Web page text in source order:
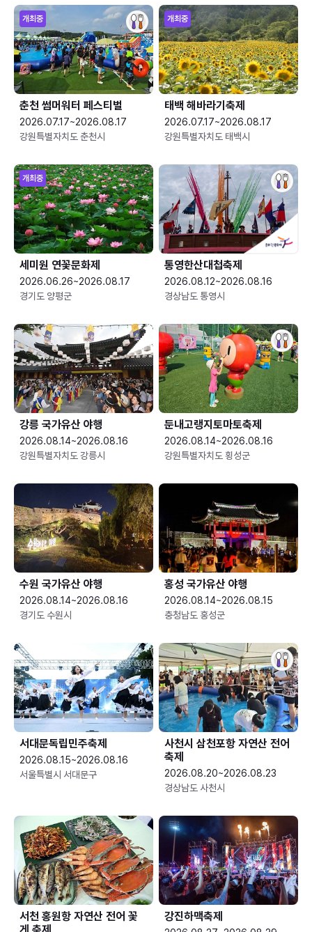
개최중
춘천 썸머워터 페스티벌
2026.07.17~2026.08.17
강원특별자치도 춘천시
개최중
태백 해바라기축제
2026.07.17~2026.08.17
강원특별자치도 태백시
개최중
세미원 연꽃문화제
2026.06.26~2026.08.17
경기도 양평군
통영한산대첩축제
2026.08.12~2026.08.16
경상남도 통영시
강릉 국가유산 야행
2026.08.14~2026.08.16
강원특별자치도 강릉시
둔내고랭지토마토축제
2026.08.14~2026.08.16
강원특별자치도 횡성군
수원 국가유산 야행
2026.08.14~2026.08.16
경기도 수원시
홍성 국가유산 야행
2026.08.14~2026.08.15
충청남도 홍성군
서대문독립민주축제
2026.08.15~2026.08.16
서울특별시 서대문구
사천시 삼천포항 자연산 전어
축제
2026.08.20~2026.08.23
경상남도 사천시
서천 홍원항 자연산 전어 꽃
강진하맥축제